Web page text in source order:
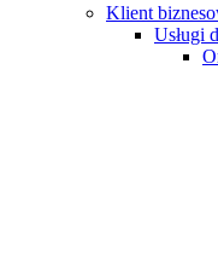
Klient
Usługi